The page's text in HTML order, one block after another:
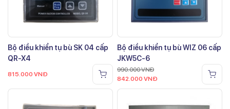
Bộ điều khiển tụ bù SK 04 cấp
QR-X4
815.000 VNĐ
Bộ điều khiển tụ bù WIZ 06 cấp
JKW5C-6
990.000VNĐ
842.000 VNĐ